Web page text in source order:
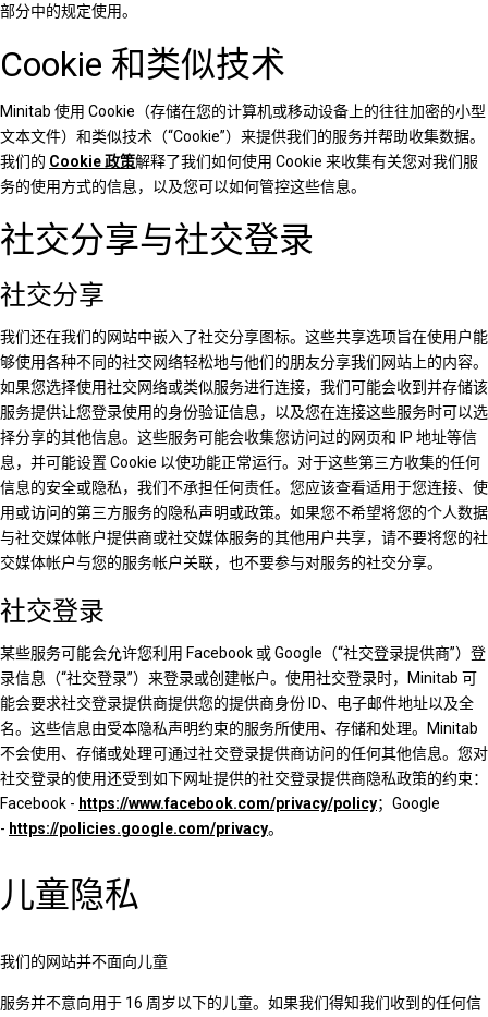
部分中的规定使用。
Cookie 和类似技术
Minitab 使用 Cookie（存储在您的计算机或移动设备上的往往加密的小型
文本文件）和类似技术（“Cookie”）来提供我们的服务并帮助收集数据。
我们的 Cookie 政策解释了我们如何使用 Cookie 来收集有关您对我们服
务的使用方式的信息，以及您可以如何管控这些信息。
社交分享与社交登录
社交分享
我们还在我们的网站中嵌入了社交分享图标。这些共享选项旨在使用户能
够使用各种不同的社交网络轻松地与他们的朋友分享我们网站上的内容。
如果您选择使用社交网络或类似服务进行连接，我们可能会收到并存储该
服务提供让您登录使用的身份验证信息，以及您在连接这些服务时可以选
择分享的其他信息。这些服务可能会收集您访问过的网页和 IP 地址等信
息，并可能设置 Cookie 以使功能正常运行。对于这些第三方收集的任何
信息的安全或隐私，我们不承担任何责任。您应该查看适用于您连接、使
用或访问的第三方服务的隐私声明或政策。如果您不希望将您的个人数据
与社交媒体帐户提供商或社交媒体服务的其他用户共享，请不要将您的社
交媒体帐户与您的服务帐户关联，也不要参与对服务的社交分享。
社交登录
某些服务可能会允许您利用 Facebook 或 Google（“社交登录提供商”）登
录信息（“社交登录”）来登录或创建帐户。使用社交登录时，Minitab 可
能会要求社交登录提供商提供您的提供商身份 ID、电子邮件地址以及全
名。这些信息由受本隐私声明约束的服务所使用、存储和处理。Minitab
不会使用、存储或处理可通过社交登录提供商访问的任何其他信息。您对
社交登录的使用还受到如下网址提供的社交登录提供商隐私政策的约束：
Facebook - https://www.facebook.com/privacy/policy；Google
- https://policies.google.com/privacy。
儿童隐私
我们的网站并不面向儿童
服务并不意向用于 16 周岁以下的儿童。如果我们得知我们收到的任何信